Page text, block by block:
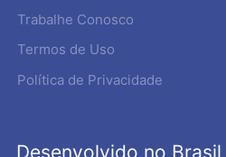
Trabalhe Conosco
Termos de Uso
Política de Privacidade
Desenvolvido no Brasil